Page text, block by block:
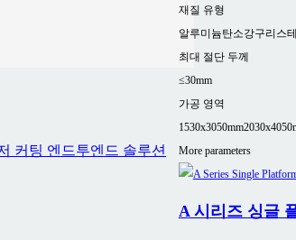
재질 유형
알루미늄탄소강구리스
최대 절단 두께
≤30mm
가공 영역
1530x3050mm
More parameters
A 시리즈 싱글